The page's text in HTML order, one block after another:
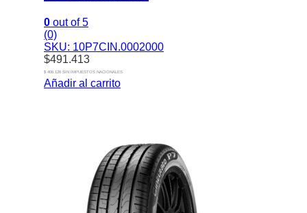
0 out of 5
(0)
SKU: 10P7CIN.0002000
$491.413
$ 406.126 SIN IMPUESTOS NACIONALES
Añadir al carrito